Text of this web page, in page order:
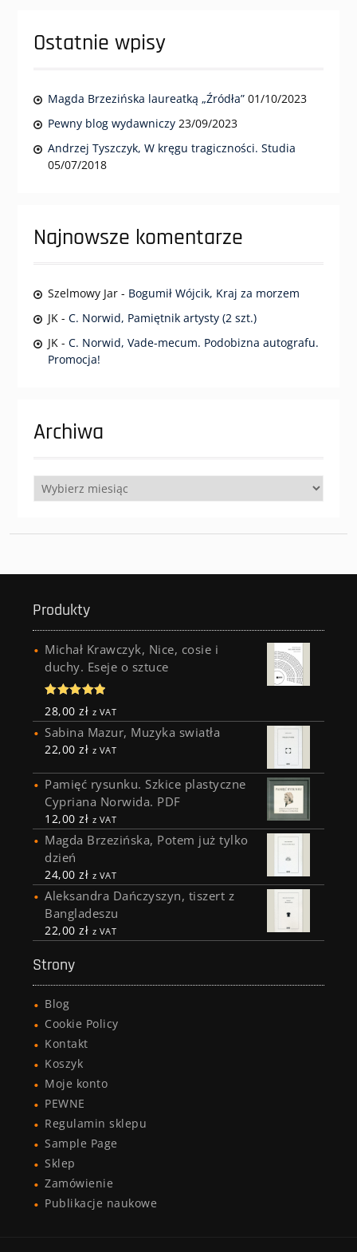
Ostatnie wpisy
Magda Brzezińska laureatką „Źródła” 01/10/2023
Pewny blog wydawniczy 23/09/2023
Andrzej Tyszczyk, W kręgu tragiczności. Studia
05/07/2018
Najnowsze komentarze
Szelmowy Jar- Bogumił Wójcik, Kraj za morzem
JK- C. Norwid, Pamiętnik artysty (2 szt.)
JK- C. Norwid, Vade-mecum. Podobizna autografu.
Promocja!
Archiwa
Archiwa
Produkty
Michał Krawczyk, Nice, cosie i
duchy. Eseje o sztuce
Oceniono
5.00na 5
28,00zł z VAT
Sabina Mazur, Muzyka swiatła
22,00zł z VAT
Pamięć rysunku. Szkice plastyczne
Cypriana Norwida. PDF
12,00zł z VAT
Magda Brzezińska, Potem już tylko
dzień
24,00zł z VAT
Aleksandra Dańczyszyn, tiszert z
Bangladeszu
22,00zł z VAT
Strony
Blog
Cookie Policy
Kontakt
Koszyk
Moje konto
PEWNE
Regulamin sklepu
Sample Page
Sklep
Zamówienie
Publikacje naukowe